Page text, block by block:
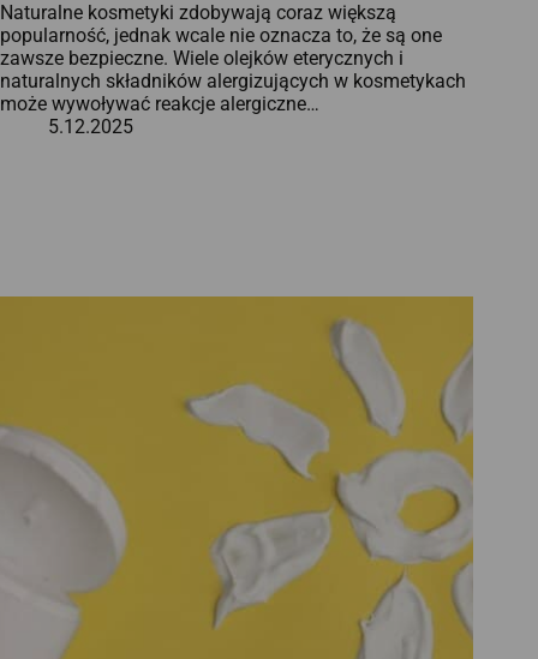
Naturalne kosmetyki zdobywają coraz większą
popularność, jednak wcale nie oznacza to, że są one
zawsze bezpieczne. Wiele olejków eterycznych i
naturalnych składników alergizujących w kosmetykach
może wywoływać reakcje alergiczne…
5.12.2025